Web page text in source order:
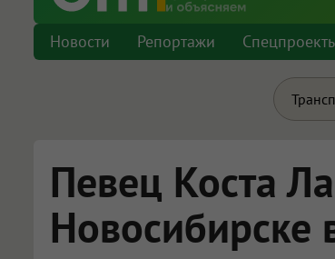
Новости Репортажи
Певец Коста
Новосибирске